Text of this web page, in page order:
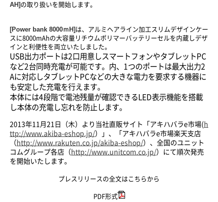
AH] の取り扱いを開始します。
[Power bank 8000ｍH] は、アルミヘアライン加工スリムデザインケー
スに8000mAhの大容量リチウムポリマーバッテリーセルを内蔵しデザ
インと利便性を両立いたしました。
USB出力ポートは2口用意しスマートフォンやタブレットPC
など2台同時充電が可能です。内、1つのポートは最大出力2
Aに対応しタブレットPCなどの大きな電力を要求する機器に
も安定した充電を行えます。
本体には4段階で電池残量が確認できるLED表示機能を搭載
し本体の充電し忘れを防止します。
2013年11月21日（木）より当社直販サイト「アキハバラe市場( h
ttp://www.akiba-eshop.jp/）」、「アキハバラe市場楽天支店
（ http://www.rakuten.co.jp/akiba-eshop/）、全国のユニット
コムグループ各店（ http://www.unitcom.co.jp/）にて順次発売
を開始いたします。
プレスリリースの全文はこちらから
PDF形式